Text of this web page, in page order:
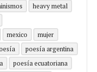
heavy metal
mexico
mujer
poesía argentina
poesía ecuatoriana